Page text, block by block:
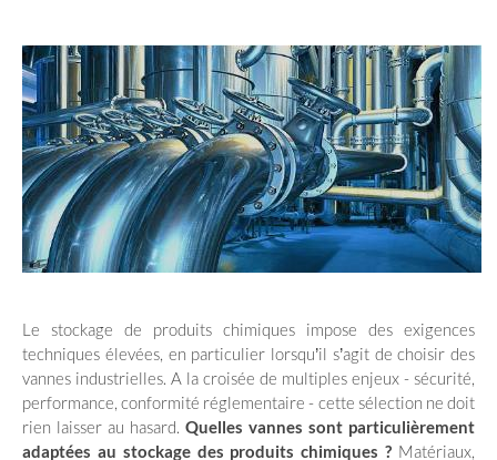
Le stockage de produits chimiques impose des exigences
techniques élevées, en particulier lorsqu’il s’agit de choisir des
vannes industrielles. A la croisée de multiples enjeux - sécurité,
performance, conformité réglementaire - cette sélection ne doit
rien laisser au hasard. Quelles vannes sont particulièrement
adaptées au stockage des produits chimiques ? Matériaux,